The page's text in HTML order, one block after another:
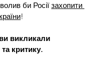
би Росії захопити
!
викликали
критику.